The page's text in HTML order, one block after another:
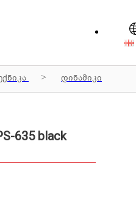
დინამიკი
635 black